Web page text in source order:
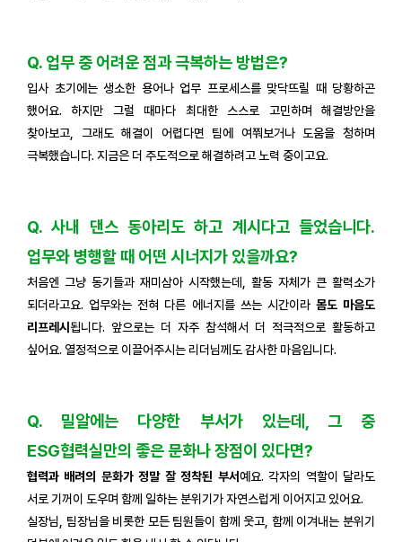
Q. 업무 중 어려운 점과 극복하는 방법은?
입사 초기에는 생소한 용어나 업무 프로세스를 맞닥뜨릴 때 당황하곤
했어요. 하지만 그럴 때마다 최대한 스스로 고민하며 해결방안을
찾아보고, 그래도 해결이 어렵다면 팀에 여쭤보거나 도움을 청하며
극복했습니다. 지금은 더 주도적으로 해결하려고 노력 중이고요.
Q. 사내 댄스 동아리도 하고 계시다고 들었습니다.
업무와 병행할 때 어떤 시너지가 있을까요?
처음엔 그냥 동기들과 재미삼아 시작했는데, 활동 자체가 큰 활력소가
되더라고요. 업무와는 전혀 다른 에너지를 쓰는 시간이라 몸도 마음도
리프레시 됩니다. 앞으로는 더 자주 참석해서 더 적극적으로 활동하고
싶어요. 열정적으로 이끌어주시는 리더님께도 감사한 마음입니다.
Q. 밀알에는 다양한 부서가 있는데, 그 중
ESG협력실만의 좋은 문화나 장점이 있다면?
협력과 배려의 문화가 정말 잘 정착된 부서예요. 각자의 역할이 달라도
서로 기꺼이 도우며 함께 일하는 분위기가 자연스럽게 이어지고 있어요.
실장님, 팀장님을 비롯한 모든 팀원들이 함께 웃고, 함께 이겨내는 분위기